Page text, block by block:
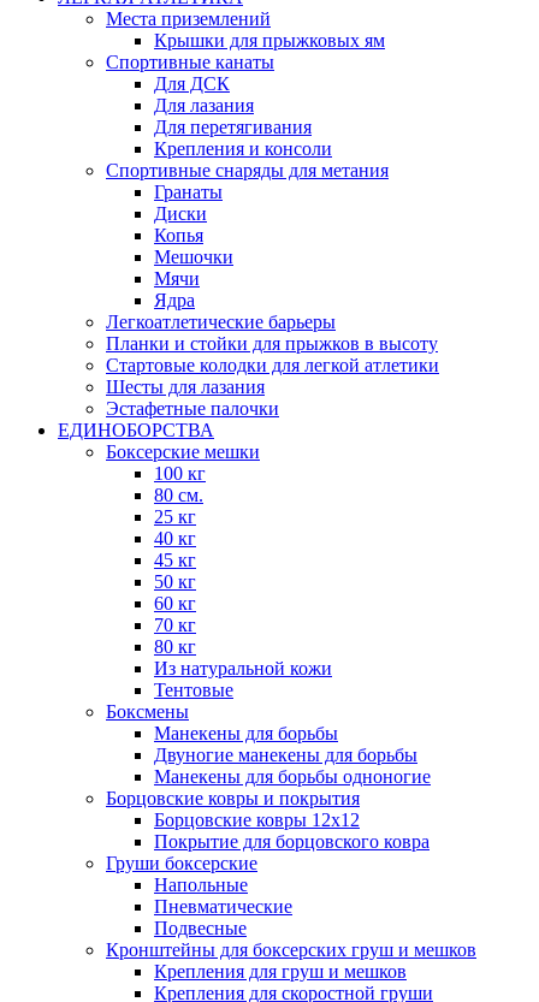
Места приземлений
Крышки для прыжковых ям
Спортивные канаты
Для ДСК
Для лазания
Для перетягивания
Крепления и консоли
Спортивные снаряды для метания
Гранаты
Диски
Копья
Мешочки
Мячи
Ядра
Легкоатлетические барьеры
Планки и стойки для прыжков в высоту
Стартовые колодки для легкой атлетики
Шесты для лазания
Эстафетные палочки
ЕДИНОБОРСТВА
Боксерские мешки
100 кг
80 см.
25 кг
40 кг
45 кг
50 кг
60 кг
70 кг
80 кг
Из натуральной кожи
Тентовые
Боксмены
Манекены для борьбы
Двуногие манекены для борьбы
Манекены для борьбы одноногие
Борцовские ковры и покрытия
Борцовские ковры 12х12
Покрытие для борцовского ковра
Груши боксерские
Напольные
Пневматические
Подвесные
Кронштейны для боксерских груш и мешков
Крепления для груш и мешков
Крепления для скоростной груши